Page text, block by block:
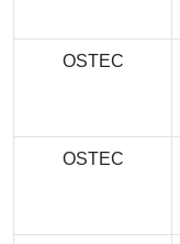
OSTEC
OSTEC